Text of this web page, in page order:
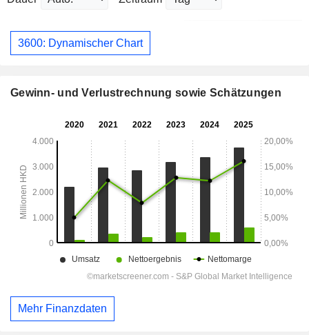
3600: Dynamischer Chart
Gewinn- und Verlustrechnung sowie Schätzungen
Mehr Finanzdaten